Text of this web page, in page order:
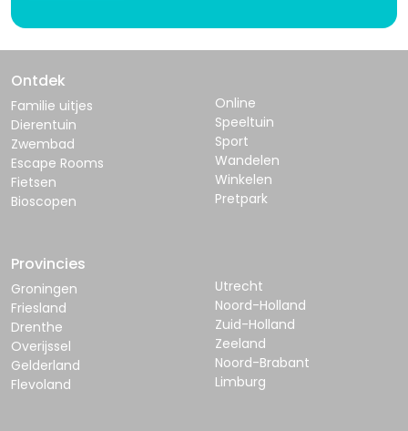
Ontdek
Familie uitjes
Dierentuin
Zwembad
Escape Rooms
Fietsen
Bioscopen
Online
Speeltuin
Sport
Wandelen
Winkelen
Pretpark
Provincies
Groningen
Friesland
Drenthe
Overijssel
Gelderland
Flevoland
Utrecht
Noord-Holland
Zuid-Holland
Zeeland
Noord-Brabant
Limburg